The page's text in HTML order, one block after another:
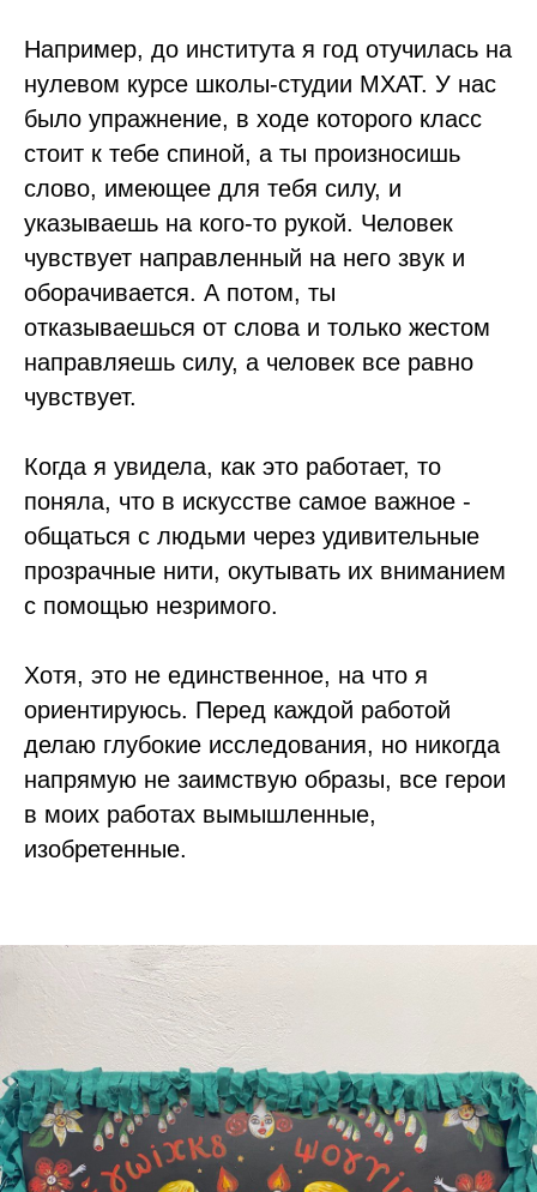
Например, до института я год отучилась на
нулевом курсе школы-студии МХАТ. У нас
было упражнение, в ходе которого класс
стоит к тебе спиной, а ты произносишь
слово, имеющее для тебя силу, и
указываешь на кого-то рукой. Человек
чувствует направленный на него звук и
оборачивается. А потом, ты
отказываешься от слова и только жестом
направляешь силу, а человек все равно
чувствует.
Когда я увидела, как это работает, то
поняла, что в искусстве самое важное -
общаться с людьми через удивительные
прозрачные нити, окутывать их вниманием
с помощью незримого.
Хотя, это не единственное, на что я
ориентируюсь. Перед каждой работой
делаю глубокие исследования, но никогда
напрямую не заимствую образы, все герои
в моих работах вымышленные,
изобретенные.